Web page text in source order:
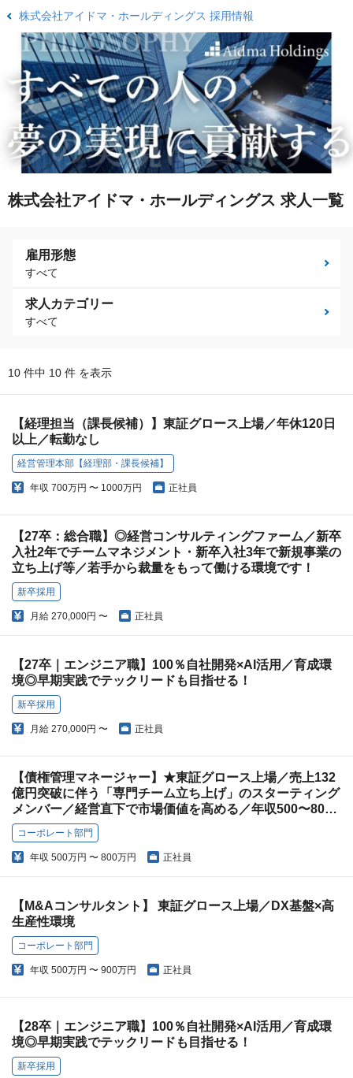
株式会社アイドマ・ホールディングス 採用情報
株式会社アイドマ・ホールディングス 求人一覧
雇用形態
すべて
求人カテゴリー
すべて
10 件中 10 件 を表示
【経理担当（課長候補）】東証グロース上場／年休120日
以上／転勤なし
経営管理本部【経理部・課長候補】
年収 700万円 〜 1000万円 正社員
【27卒：総合職】◎経営コンサルティングファーム／新卒
入社2年でチームマネジメント・新卒入社3年で新規事業の
立ち上げ等／若手から裁量をもって働ける環境です！
新卒採用
月給 270,000円 〜 正社員
【27卒｜エンジニア職】100％自社開発×AI活用／育成環
境◎早期実践でテックリードも目指せる！
新卒採用
月給 270,000円 〜 正社員
【債権管理マネージャー】★東証グロース上場／売上132
億円突破に伴う「専門チーム立ち上げ」のスターティング
メンバー／経営直下で市場価値を高める／年収500〜800
万円
コーポレート部門
年収 500万円 〜 800万円 正社員
【M&Aコンサルタント】 東証グロース上場／DX基盤×高
生産性環境
コーポレート部門
年収 500万円 〜 900万円 正社員
【28卒｜エンジニア職】100％自社開発×AI活用／育成環
境◎早期実践でテックリードも目指せる！
新卒採用